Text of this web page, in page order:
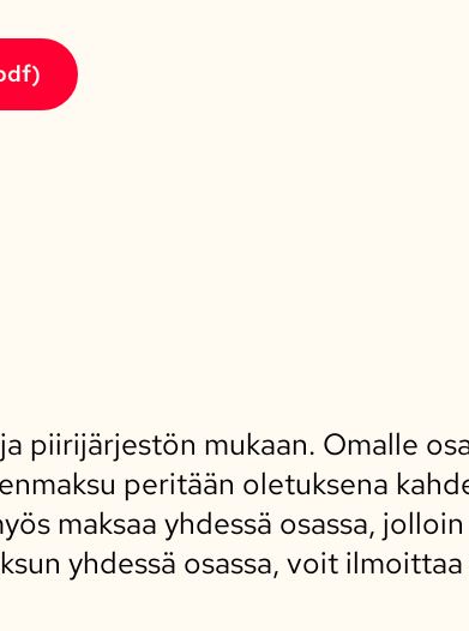
piirijärjestön mukaan. Omalle
peritään oletuksena
maksaa yhdessä osassa,
yhdessä osassa, voit